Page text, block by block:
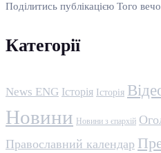
Поділитись публікацією Того
Категорії
News ENG Історія Історія
Новини Новини з єпархій
Православний календар